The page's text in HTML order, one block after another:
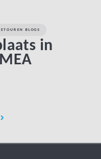
BLOGS
in